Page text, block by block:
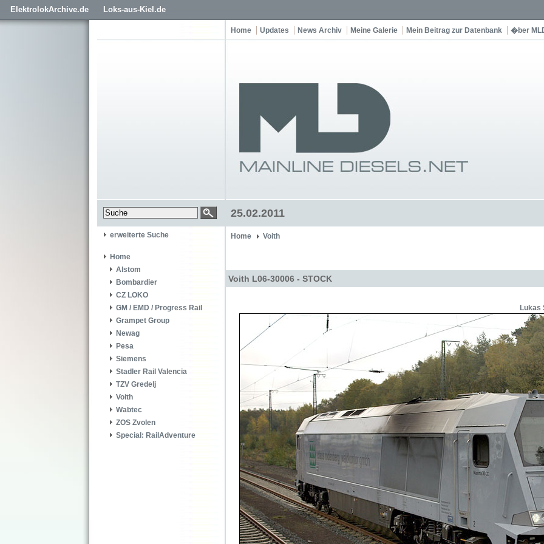
ElektrolokArchive.de Loks-aus-Kiel.de
Home Updates News Archiv Meine Galerie Mein Beitrag zur Datenbank �ber
25.02.2011
erweiterte Suche
Home
Alstom
Bombardier
CZ LOKO
GM / EMD / Progress Rail
Grampet Group
Newag
Pesa
Siemens
Stadler Rail Valencia
TZV Gredelj
Voith
Wabtec
ZOS Zvolen
Special: RailAdventure
Home Voith
Voith L06-30006 - STOCK
Lukas